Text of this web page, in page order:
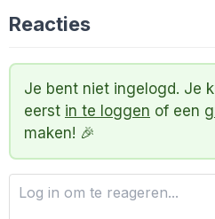
Reacties
Je bent niet ingelogd. Je
eerst in te loggen of een
maken! 🎉